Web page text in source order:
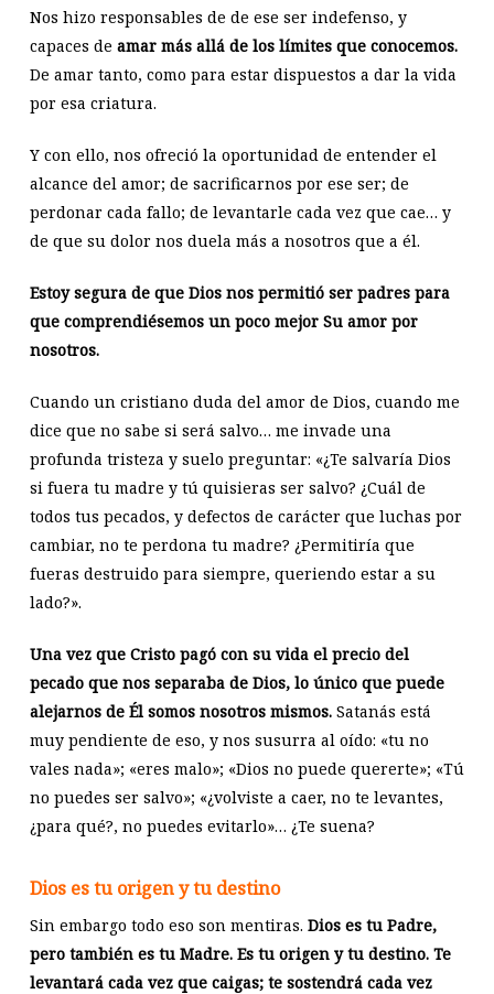
Nos hizo responsables de de ese ser indefenso, y
capaces de amar más allá de los límites que conocemos.
De amar tanto, como para estar dispuestos a dar la vida
por esa criatura.
Y con ello, nos ofreció la oportunidad de entender el
alcance del amor; de sacrificarnos por ese ser; de
perdonar cada fallo; de levantarle cada vez que cae… y
de que su dolor nos duela más a nosotros que a él.
Estoy segura de que Dios nos permitió ser padres para
que comprendiésemos un poco mejor Su amor por
nosotros.
Cuando un cristiano duda del amor de Dios, cuando me
dice que no sabe si será salvo… me invade una
profunda tristeza y suelo preguntar: «¿Te salvaría Dios
si fuera tu madre y tú quisieras ser salvo? ¿Cuál de
todos tus pecados, y defectos de carácter que luchas por
cambiar, no te perdona tu madre? ¿Permitiría que
fueras destruido para siempre, queriendo estar a su
lado?».
Una vez que Cristo pagó con su vida el precio del
pecado que nos separaba de Dios, lo único que puede
alejarnos de Él somos nosotros mismos.Satanás está
muy pendiente de eso, y nos susurra al oído: «tu no
vales nada»; «eres malo»; «Dios no puede quererte»; «Tú
no puedes ser salvo»; «¿volviste a caer, no te levantes,
¿para qué?, no puedes evitarlo»… ¿Te suena?
Dios es tu origen y tu destino
Sin embargo todo eso son mentiras. Dios es tu Padre,
pero también es tu Madre. Es tu origen y tu destino. Te
levantará cada vez que caigas; te sostendrá cada vez